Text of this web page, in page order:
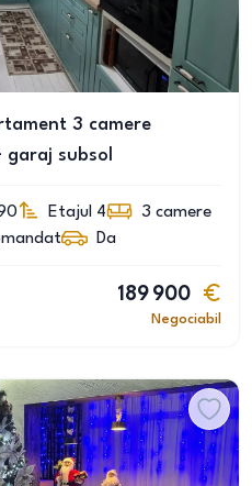
3 camere
subsol
Etajul 4 3 camere
Da
189 900
Negociabil